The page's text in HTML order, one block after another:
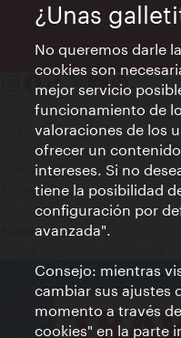
Contacto
Aviso legal
Política de privacidad de datos
Terms of Use
Accesibilidad
Contacto para la prensa
Ajustes de cookie
¿Unas
No queremos darle
cookies son
mejor servicio
funcionamiento de
valoraciones de los
ofrecer un
intereses. Si no
tiene la posibilidad
configuración por
avanzada".
Consejo: mientras
cambiar sus ajustes
momento a través
cookies" en la parte